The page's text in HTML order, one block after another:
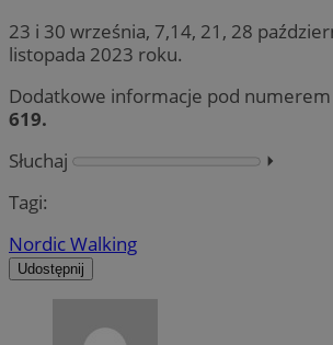
23 i 30 września, 7,14, 21, 28
listopada 2023 roku.
Dodatkowe informacje pod
619.
Słuchaj
⏵︎
Tagi:
Nordic Walking
Udostępnij